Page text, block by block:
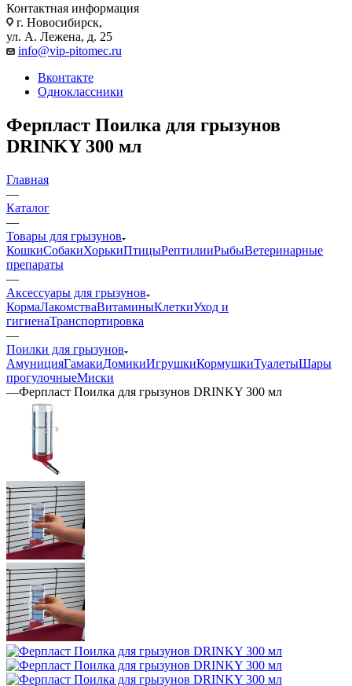
Контактная информация
г. Новосибирск,
ул. А. Лежена, д. 25
info@vip-pitomec.ru
Вконтакте
Одноклассники
Ферпласт Поилка для грызунов
DRINKY 300 мл
Главная
—
Каталог
—
Товары для грызунов
КошкиСобакиХорькиПтицыРептилииРыбыВетеринарные
препараты
—
Аксессуары для грызунов
КормаЛакомстваВитаминыКлеткиУход и
гигиенаТранспортировка
—
Поилки для грызунов
АмуницияГамакиДомикиИгрушкиКормушкиТуалетыШары
прогулочныеМиски
—Ферпласт Поилка для грызунов DRINKY 300 мл